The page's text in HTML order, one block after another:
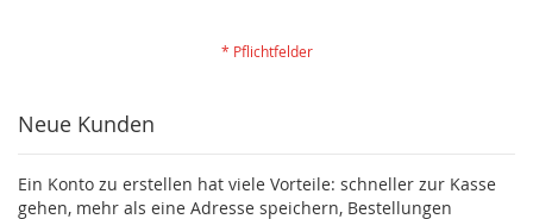
Neue Kunden
Ein Konto zu erstellen hat viele Vorteile: schneller zur Kasse
gehen, mehr als eine Adresse speichern, Bestellungen